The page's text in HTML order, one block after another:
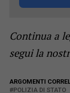
Continua a
segui la
ARGOMENTI
POLIZIA DI STATO